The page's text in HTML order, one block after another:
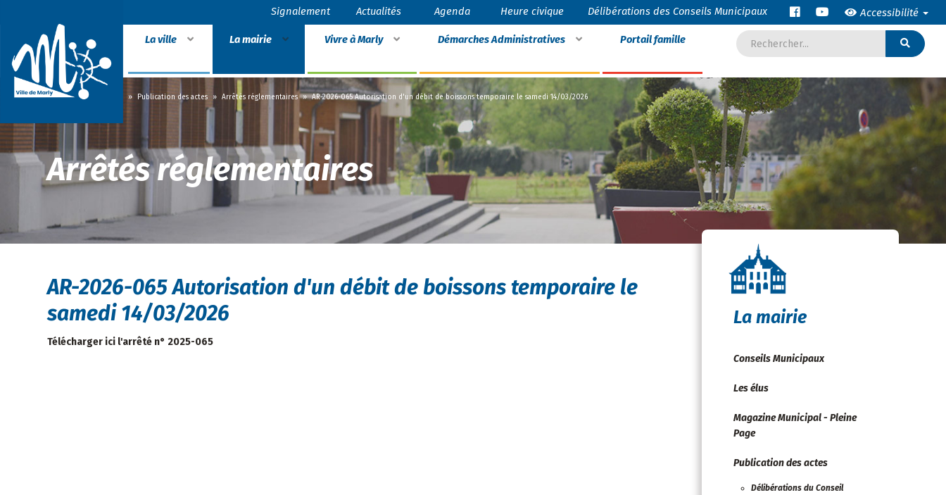
Signalement Actualités Agenda Heure civique Délibérations des Conseils Municipaux Accessibilité
La ville La mairie Vivre à Marly Démarches Administratives Portail famille
Accueil » » Publication des actes » Arrêtés réglementaires » AR-2026-065 Autorisation d'un débit de boissons temporaire le samedi 14/03/2026
Arrêtés réglementaires
AR-2026-065 Autorisation d'un débit de boissons temporaire le
samedi 14/03/2026
Télécharger ici l'arrêté n° 2025-065
La mairie
Conseils Municipaux
Les élus
Magazine Municipal - Pleine
Page
Publication des actes
Délibérations du Conseil